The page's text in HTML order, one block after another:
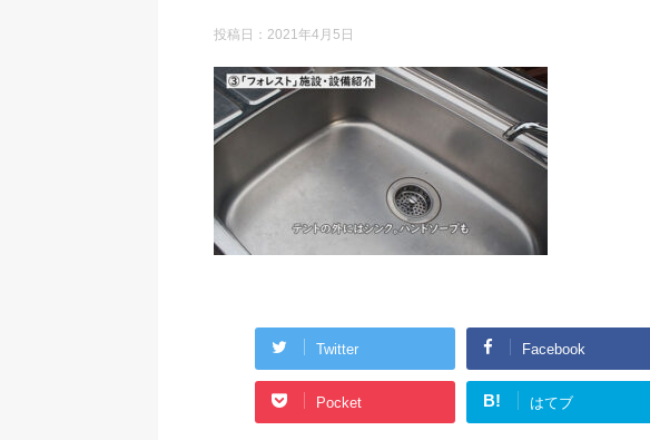
投稿日： 2021年4月5日
Twitter Facebook
Pocket B! はてブ